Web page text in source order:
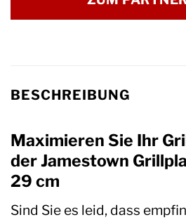
BESCHREIBUNG
Maximieren Sie Ihr
der Jamestown
29 cm
Sind Sie es leid, dass